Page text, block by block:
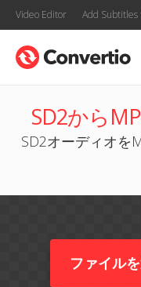
Video Editor Add Subtitles
SD2から
SD2オーディオを
ファイル